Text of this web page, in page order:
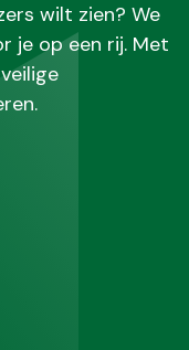
wilt zien? We
je op een rij. Met